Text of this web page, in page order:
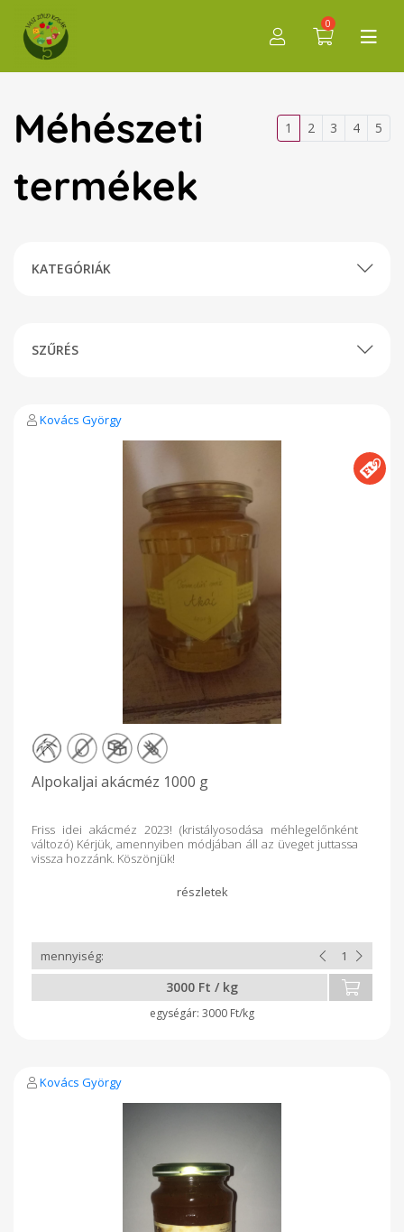
0
Méhészeti
termékek
1 2 3 4 5
KATEGÓRIÁK
SZŰRÉS
Kovács György
Alpokaljai akácméz 1000 g
Friss idei akácméz 2023! (kristályosodása méhlegelőnként
változó) Kérjük, amennyiben módjában áll az üveget juttassa
vissza hozzánk. Köszönjük!
3000 Ft / kg
3000 Ft/kg
Kovács György